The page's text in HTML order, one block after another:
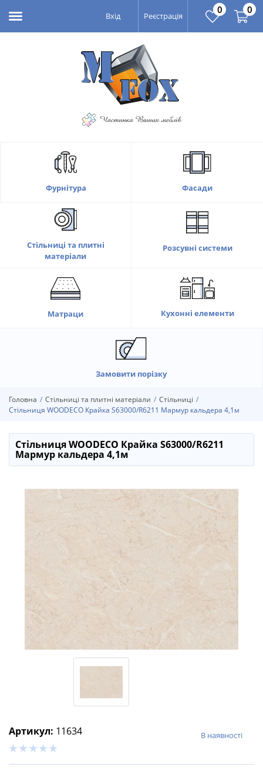
Вхід Реєстрація
0 0
Фурнітура Фасади
Стільниці та плитні
матеріали
Розсувні системи
Матраци Кухонні елементи
Замовити порізку
Головна Стільниці та плитні матеріали
Стільниці
Стільниця WOODECO Крайка S63000/R6211 Мармур кальдера 4,1м
Стільниця WOODECO Крайка S63000/R6211
Мармур кальдера 4,1м
Артикул: 11634 В наявності